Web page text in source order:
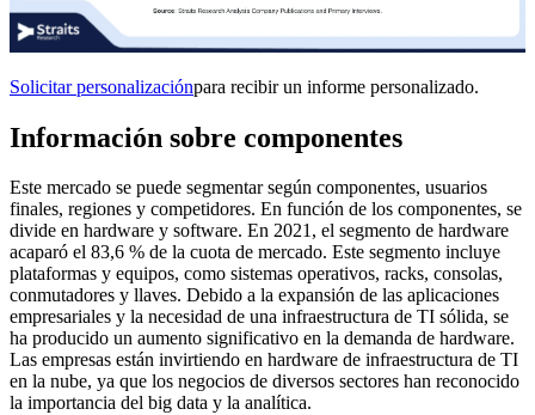
Solicitar personalizaciónpara recibir un informe personalizado.
Información sobre componentes
Este mercado se puede segmentar según componentes, usuarios
finales, regiones y competidores. En función de los componentes, se
divide en hardware y software. En 2021, el segmento de hardware
acaparó el 83,6 % de la cuota de mercado. Este segmento incluye
plataformas y equipos, como sistemas operativos, racks, consolas,
conmutadores y llaves. Debido a la expansión de las aplicaciones
empresariales y la necesidad de una infraestructura de TI sólida, se
ha producido un aumento significativo en la demanda de hardware.
Las empresas están invirtiendo en hardware de infraestructura de TI
en la nube, ya que los negocios de diversos sectores han reconocido
la importancia del big data y la analítica.